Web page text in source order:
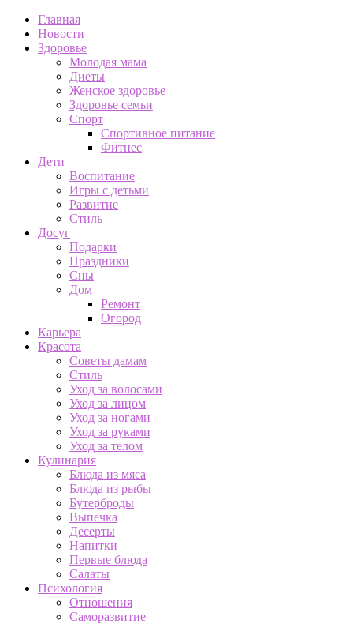
Главная
Новости
Здоровье
Молодая мама
Диеты
Женское здоровье
Здоровье семьи
Спорт
Спортивное питание
Фитнес
Дети
Воспитание
Игры с детьми
Развитие
Стиль
Досуг
Подарки
Праздники
Сны
Дом
Ремонт
Огород
Карьера
Красота
Советы дамам
Стиль
Уход за волосами
Уход за лицом
Уход за ногами
Уход за руками
Уход за телом
Кулинария
Блюда из мяса
Блюда из рыбы
Бутерброды
Выпечка
Десерты
Напитки
Первые блюда
Салаты
Психология
Отношения
Саморазвитие